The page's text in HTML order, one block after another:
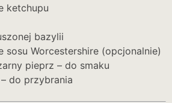
ketchupu
bazylii
sosu Worcestershire (opcjonalnie)
pieprz – do smaku
do przybrania